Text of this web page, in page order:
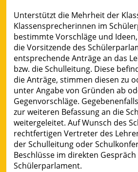
Unterstützt die Mehrheit der
Klassensprecherinnen im
bestimmte Vorschläge und
die Vorsitzende des
entsprechende Anträge an das
bzw. die Schulleitung. Diese
die Anträge, stimmen diesen zu
unter Angabe von Gründen ab
Gegenvorschläge.
zur weiteren Befassung an die
weitergeleitet. Auf Wunsch des
rechtfertigen Vertreter des
der Schulleitung oder
Beschlüsse im direkten
Schülerparlament.